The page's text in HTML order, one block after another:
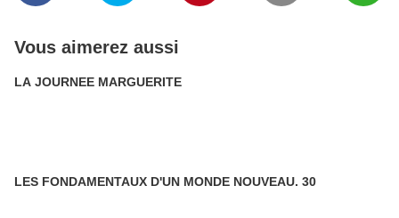
Vous aimerez aussi
LA JOURNEE MARGUERITE
LES FONDAMENTAUX D'UN MONDE NOUVEAU. 30